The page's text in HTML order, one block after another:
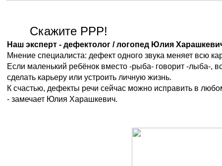
Скажите РРР!
Наш эксперт - дефектолог / логопед Юлия
Мнение специалиста: дефект одного звука меняет всю
Если маленький ребёнок вместо -рыба- говорит -лыба-,
сделать карьеру или устроить личную жизнь.
К счастью, дефекты речи сейчас можно исправить в
- замечает Юлия Харашкевич.